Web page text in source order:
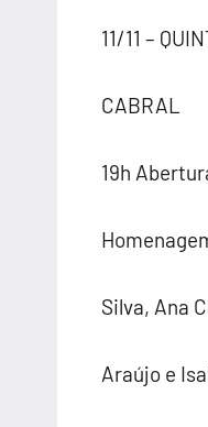
11/11 –
CABRAL
19h
Silva, Ana
Araújo e